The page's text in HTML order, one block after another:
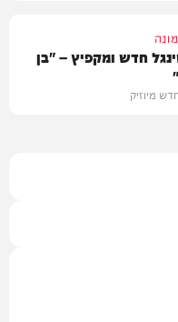
חדש ומקפיץ – "בן
מיוזיק